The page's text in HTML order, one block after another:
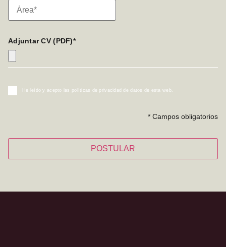
Adjuntar CV (PDF)*
He leído y acepto las políticas de privacidad de datos de esta web.
* Campos obligatorios
POSTULAR